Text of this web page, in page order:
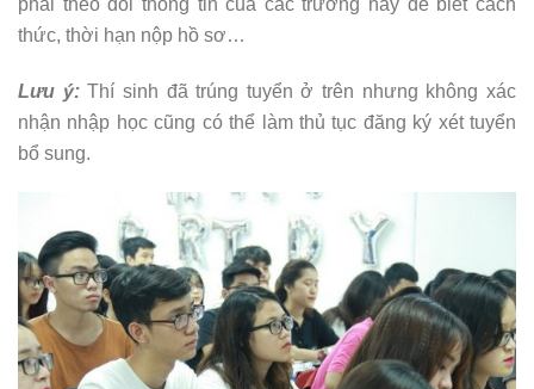
thức, thời hạn nộp hồ sơ…
Lưu ý:Thí sinh đã trúng tuyển ở trên nhưng không xác
nhận nhập học cũng có thể làm thủ tục đăng ký xét tuyển
bổ sung.